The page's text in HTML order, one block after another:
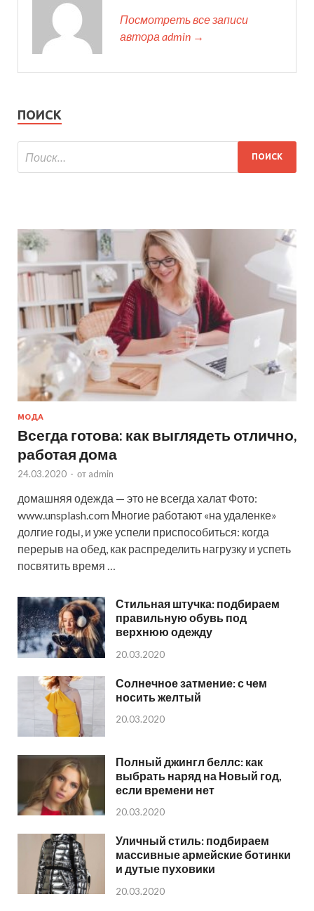
Посмотреть все записи
автора admin →
ПОИСК
МОДА
Всегда готова: как выглядеть отлично,
работая дома
24.03.2020 - от admin
домашняя одежда — это не всегда халат Фото:
www.unsplash.com Многие работают «на удаленке»
долгие годы, и уже успели приспособиться: когда
перерыв на обед, как распределить нагрузку и успеть
посвятить время …
Стильная штучка: подбираем
правильную обувь под
верхнюю одежду
20.03.2020
Солнечное затмение: с чем
носить желтый
20.03.2020
Полный джингл беллс: как
выбрать наряд на Новый год,
если времени нет
20.03.2020
Уличный стиль: подбираем
массивные армейские ботинки
и дутые пуховики
20.03.2020